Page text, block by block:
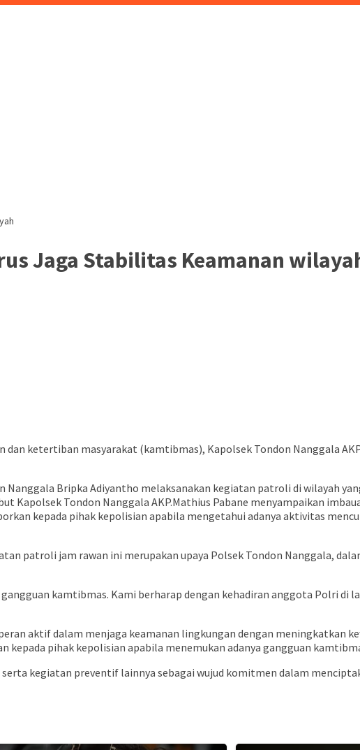
Jaga Stabilitas Keamanan
ketertiban masyarakat (kamtibmas), Kapolsek Tondon Nanggala
Nanggala Bripka Adiyantho melaksanakan kegiatan patroli di wilayah
Kapolsek Tondon Nanggala AKP.Mathius Pabane menyampaikan
kepada pihak kepolisian apabila mengetahui adanya aktivitas
patroli jam rawan ini merupakan upaya Polsek Tondon Nanggala,
kamtibmas. Kami berharap dengan kehadiran anggota Polri di
aktif dalam menjaga keamanan lingkungan dengan meningkatkan
kepada pihak kepolisian apabila menemukan adanya gangguan
kegiatan preventif lainnya sebagai wujud komitmen dalam